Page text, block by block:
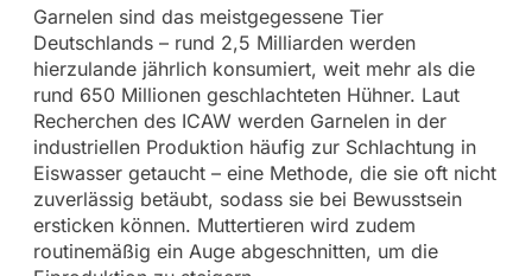
Garnelen sind das meistgegessene Tier
Deutschlands – rund 2,5 Milliarden werden
hierzulande jährlich konsumiert, weit mehr als die
rund 650 Millionen geschlachteten Hühner. Laut
Recherchen des ICAW werden Garnelen in der
industriellen Produktion häufig zur Schlachtung in
Eiswasser getaucht – eine Methode, die sie oft nicht
zuverlässig betäubt, sodass sie bei Bewusstsein
ersticken können. Muttertieren wird zudem
routinemäßig ein Auge abgeschnitten, um die